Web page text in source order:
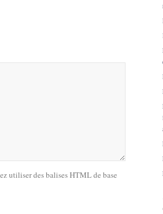
utiliser des balises HTML de base